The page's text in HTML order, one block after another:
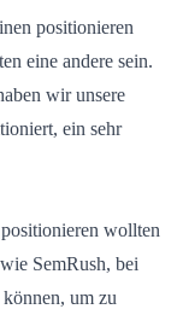
positionieren
eine andere sein.
wir unsere
ein sehr
wollten
SemRush, bei
um zu